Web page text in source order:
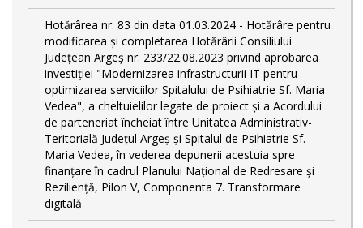
Hotărârea nr. 83 din data 01.03.2024 - Hotărâre pentru
modificarea și completarea Hotărârii Consiliului
Județean Argeș nr. 233/22.08.2023 privind aprobarea
investiției "Modernizarea infrastructurii IT pentru
optimizarea serviciilor Spitalului de Psihiatrie Sf. Maria
Vedea", a cheltuielilor legate de proiect și a Acordului
de parteneriat încheiat între Unitatea Administrativ-
Teritorială Județul Argeș și Spitalul de Psihiatrie Sf.
Maria Vedea, în vederea depunerii acestuia spre
finanțare în cadrul Planului Național de Redresare și
Reziliență, Pilon V, Componenta 7. Transformare
digitală